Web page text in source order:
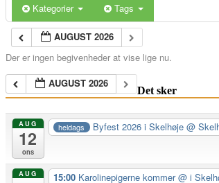
Kategorier Tags
AUGUST 2026
Der er ingen begivenheder at vise lige nu.
AUGUST 2026
Det sker
AUG
12
ons
heldags Byfest 2026 i Skelhøje@
AUG 15:00 Karolinepigerne kommer@ i